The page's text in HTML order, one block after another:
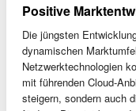
Positive
Die jüngsten
dynamischen
Netzwerktechnologien
mit führenden Cloud-
steigern, sondern auch